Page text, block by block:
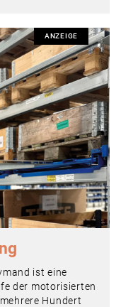
ANZEIGE
ist eine
der motorisierten
Hundert